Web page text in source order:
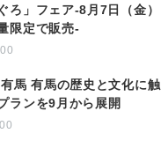
ろ」フェア-8月7日（金）
限定で販売-
馬 有馬の歴史と文化に触
ランを9月から展開